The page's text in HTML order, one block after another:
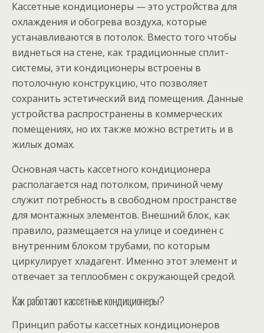
Кассетные кондиционеры — это устройства для
охлаждения и обогрева воздуха, которые
устанавливаются в потолок. Вместо того чтобы
виднеться на стене, как традиционные сплит-
системы, эти кондиционеры встроены в
потолочную конструкцию, что позволяет
сохранить эстетический вид помещения. Данные
устройства распространены в коммерческих
помещениях, но их также можно встретить и в
жилых домах.
Основная часть кассетного кондиционера
располагается над потолком, причиной чему
служит потребность в свободном пространстве
для монтажных элементов. Внешний блок, как
правило, размещается на улице и соединен с
внутренним блоком трубами, по которым
циркулирует хладагент. Именно этот элемент и
отвечает за теплообмен с окружающей средой.
Как работают кассетные кондиционеры?
Принцип работы кассетных кондиционеров